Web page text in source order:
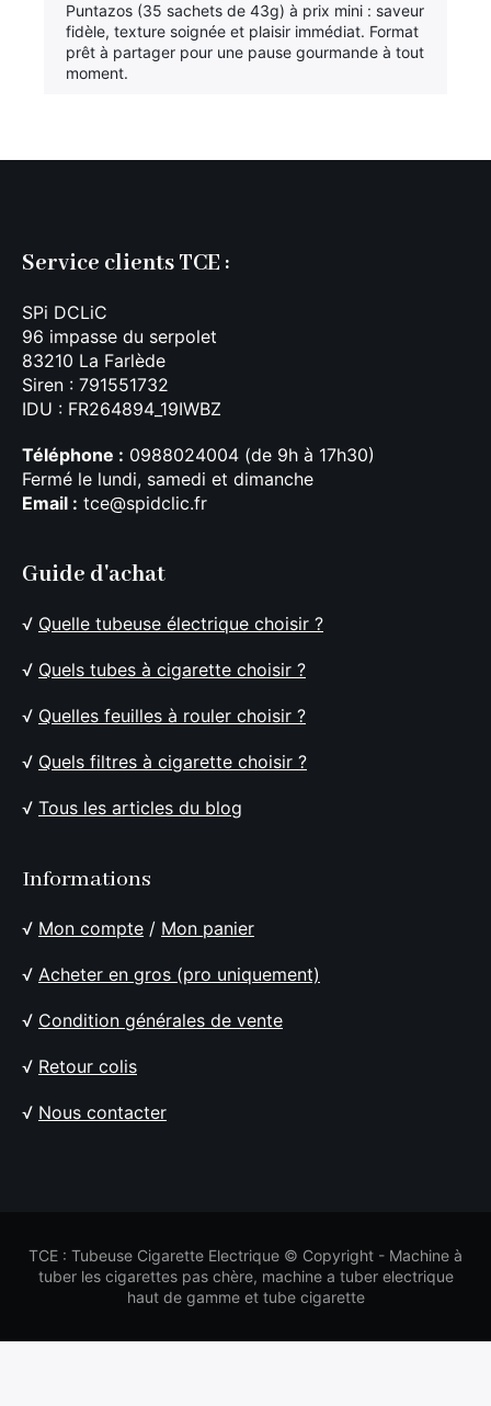
Puntazos (35 sachets de 43g) à prix mini : saveur
fidèle, texture soignée et plaisir immédiat. Format
prêt à partager pour une pause gourmande à tout
moment.
Service clients TCE :
SPi DCLiC
96 impasse du serpolet
83210 La Farlède
Siren : 791551732
IDU : FR264894_19IWBZ
Téléphone : 0988024004 (de 9h à 17h30)
Fermé le lundi, samedi et dimanche
Email : tce@spidclic.fr
Guide d'achat
√ Quelle tubeuse électrique choisir ?
√ Quels tubes à cigarette choisir ?
√ Quelles feuilles à rouler choisir ?
√ Quels filtres à cigarette choisir ?
√ Tous les articles du blog
Informations
√ Mon compte / Mon panier
√ Acheter en gros (pro uniquement)
√ Condition générales de vente
√ Retour colis
√ Nous contacter
TCE : Tubeuse Cigarette Electrique © Copyright - Machine à
tuber les cigarettes pas chère, machine a tuber electrique
haut de gamme et tube cigarette